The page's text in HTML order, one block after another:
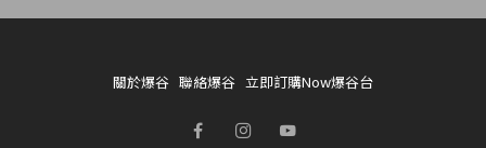
關於爆谷 聯絡爆谷 立即訂購Now爆谷台